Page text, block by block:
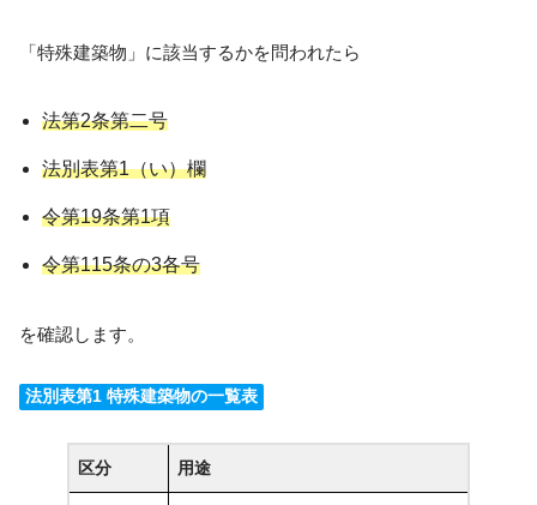
「特殊建築物」に該当するかを問われたら
法第2条第二号
法別表第1（い）欄
令第19条第1項
令第115条の3各号
を確認します。
法別表第1 特殊建築物の一覧表
区分 用途